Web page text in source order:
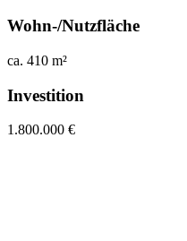
Wohn-/Nutzfläche
ca. 410 m²
Investition
1.800.000 €